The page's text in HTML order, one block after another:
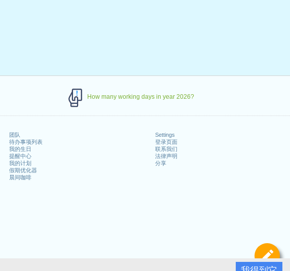
How many working days in year 2026?
团队
待办事项列表
我的生日
提醒中心
我的计划
假期优化器
晨间咖啡
Settings
登录页面
联系我们
法律声明
分享
定